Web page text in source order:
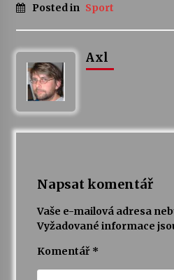
odkaz Josefa Čapka
Varhanní recitál
Želiv
Posted in Sport
Axl
Napsat komentář
Vaše e-mailová adresa
Vyžadované informace
Komentář *